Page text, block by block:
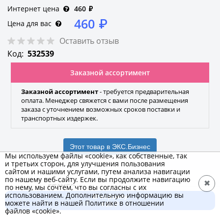
Интернет цена
460 ₽
Цена для вас
460 ₽
Оставить отзыв
Код: 532539
Заказной ассортимент
Заказной ассортимент- требуется предварительная
оплата. Менеджер свяжется с вами после размещения
заказа с уточнением возможных сроков поставки и
транспортных издержек.
Этот товар в ЭКС.Бизнес
STAYER
Бренд
В корзину
460 ₽
Мы используем файлы «cookie», как собственные, так
и третьих сторон, для улучшения пользования
сайтом и нашими услугами, путем анализа навигации
по нашему веб-сайту. Если вы продолжите навигацию
по нему, мы сочтем, что вы согласны с их
использованием. Дополнительную информацию вы
можете найти в нашей Политике в отношении
файлов «cookie».
✖